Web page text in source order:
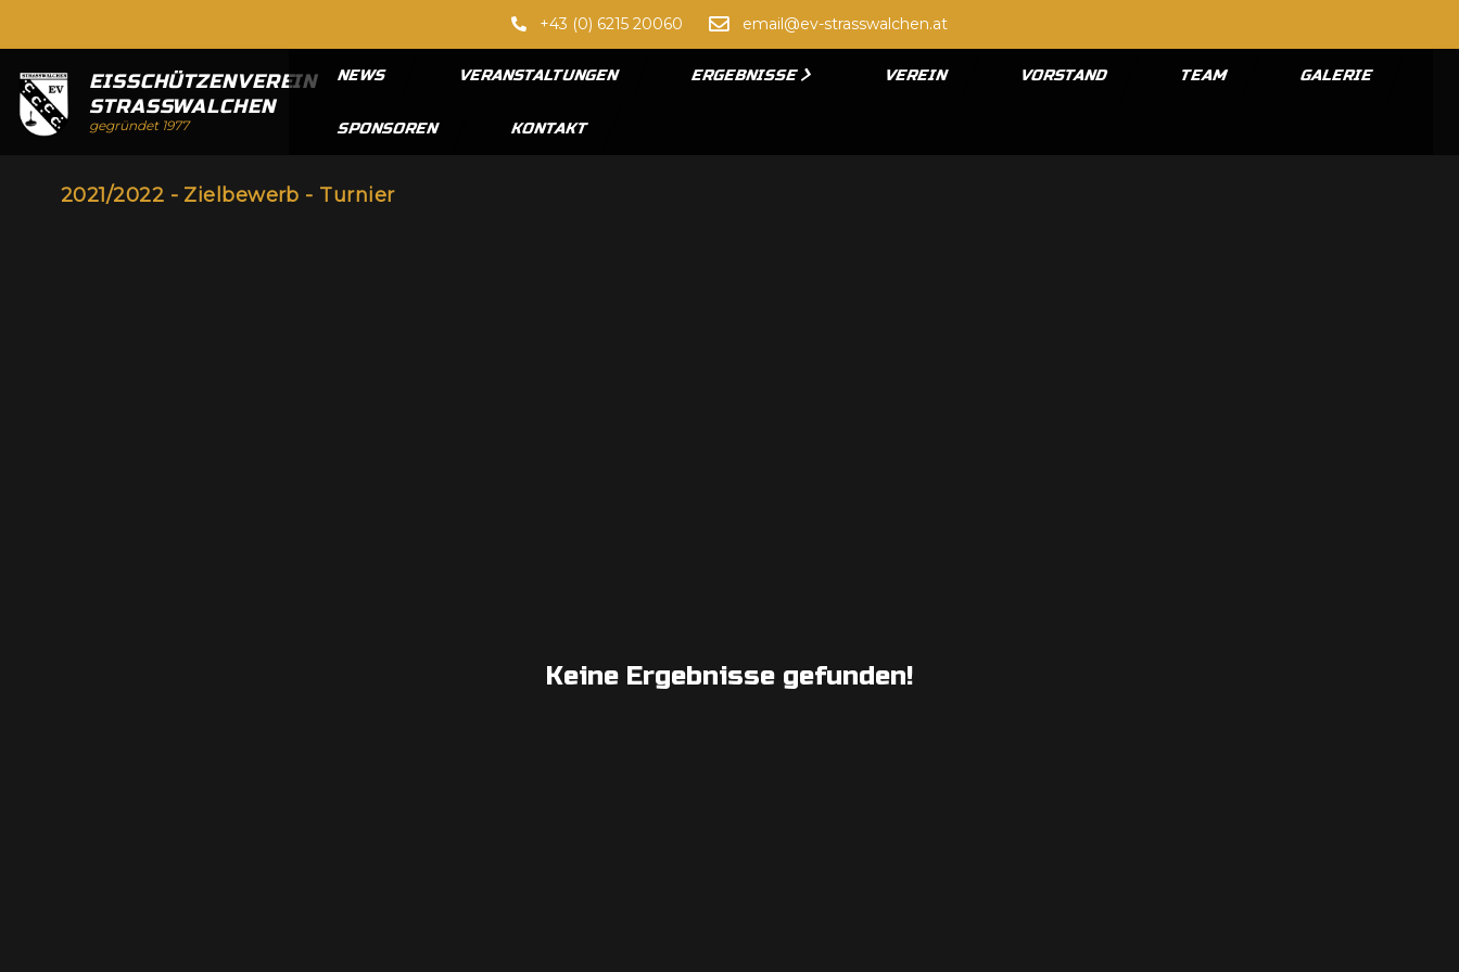
+43 (0) 6215 20060 email@ev-strasswalchen.at
EISSCHÜTZENVEREIN
STRASSWALCHEN
gegründet 1977
NEWS VERANSTALTUNGEN ERGEBNISSE VEREIN VORSTAND TEAM GALERIE
SPONSOREN KONTAKT
2021/2022 - Zielbewerb - Turnier
Keine Ergebnisse gefunden!